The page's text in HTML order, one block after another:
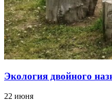
Экология двойного
22 июня